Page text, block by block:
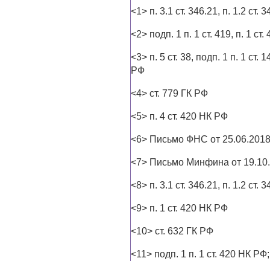
<1> п. 3.1 ст. 346.21, п. 1.2 ст.
<2> подп. 1 п. 1 ст. 419, п. 1
<3> п. 5 ст. 38, подп. 1 п. 1 ст.
РФ
<4> ст. 779 ГК РФ
<5> п. 4 ст. 420 НК РФ
<6> Письмо ФНС от
<7> Письмо Минфина от
<8> п. 3.1 ст. 346.21, п. 1.2 ст.
<9> п. 1 ст. 420 НК РФ
<10> ст. 632 ГК РФ
<11> подп. 1 п. 1 ст. 420 НК